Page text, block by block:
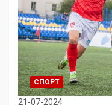
СПОРТ
21-07-2024